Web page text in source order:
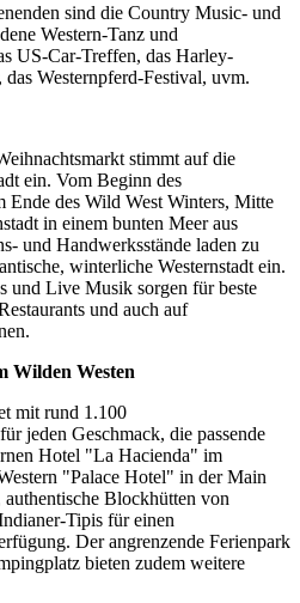
sind die Country Music- und
Western-Tanz und
US-Car-Treffen, das Harley-
Westernpferd-Festival, uvm.
stimmt auf die
ein. Vom Beginn des
Ende des Wild West Winters, Mitte
in einem bunten Meer aus
und Handwerksstände laden zu
winterliche Westernstadt ein.
und Live Musik sorgen für beste
und auch auf
Wilden Westen
mit rund 1.100
jeden Geschmack, die passende
Hotel "La Hacienda" im
"Palace Hotel" in der Main
authentische Blockhütten von
Tipis für einen
Der angrenzende Ferienpark
bieten zudem weitere